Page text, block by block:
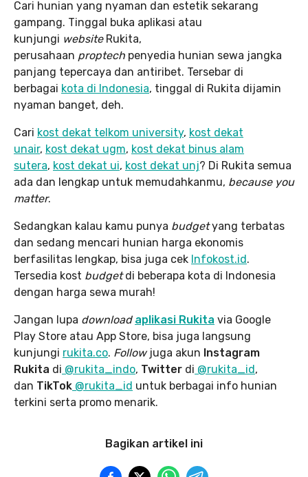
Cari hunian yang nyaman dan estetik sekarang
gampang. Tinggal buka aplikasi atau
kunjungi websiteRukita,
perusahaan proptech penyedia hunian sewa jangka
panjang tepercaya dan antiribet. Tersebar di
berbagai kota di Indonesia, tinggal di Rukita dijamin
nyaman banget, deh.
Cari kost dekat telkom university, kost dekat
unair, kost dekat ugm, kost dekat binus alam
sutera, kost dekat ui, kost dekat unj? Di Rukita semua
ada dan lengkap untuk memudahkanmu, because you
matter.
Sedangkan kalau kamu punya budgetyang terbatas
dan sedang mencari hunian harga ekonomis
berfasilitas lengkap, bisa juga cek Infokost.id.
Tersedia kost budgetdi beberapa kota di Indonesia
dengan harga sewa murah!
Jangan lupa download aplikasi Rukita via Google
Play Store atau App Store, bisa juga langsung
kunjungi rukita.co. Followjuga akun Instagram
Rukita di @rukita_indo, Twitter di @rukita_id,
dan TikTok @rukita_id untuk berbagai info hunian
terkini serta promo menarik.
Bagikan artikel ini